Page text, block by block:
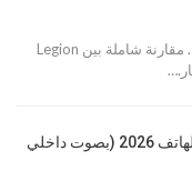
اكتشف أفضل أجهزة الألعاب المحمولة لعام 2026. مقارنة شاملة بين Legion
أفضل برامج تصوير الألعاب للهاتف 2026 (بصوت داخلي